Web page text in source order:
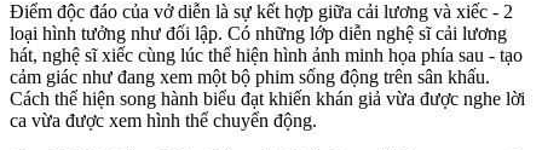
Điểm độc đáo của vở diễn là sự kết hợp giữa cải lương và xiếc - 2
loại hình tưởng như đối lập. Có những lớp diễn nghệ sĩ cải lương
hát, nghệ sĩ xiếc cùng lúc thể hiện hình ảnh minh họa phía sau - tạo
cảm giác như đang xem một bộ phim sống động trên sân khấu.
Cách thể hiện song hành biểu đạt khiến khán giả vừa được nghe lời
ca vừa được xem hình thể chuyển động.